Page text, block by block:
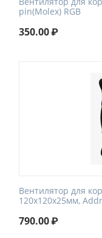
pin(Molex) RGB
350.00₽
Вентилятор для
120x120x25мм,
790.00₽